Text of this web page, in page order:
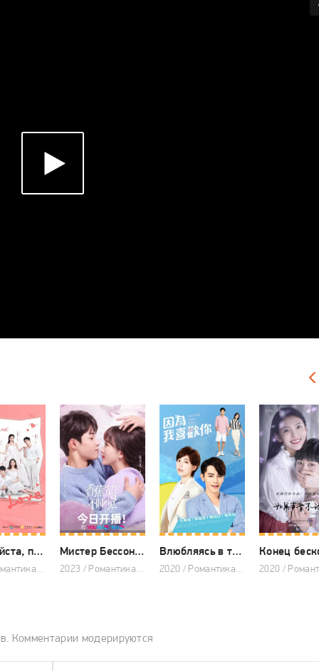
Пожалуйста, полюби меня
2019 / Романтика, Комедия, Драма, Китайские дорамы
Мистер Бессонница в ожидании любви
2023 / Романтика, Комедия, Китайские дорамы
Влюбляясь в тебя
2020 / Романтика, Спорт, Комедия, Тайваньские дорамы
Комментарии модерируются